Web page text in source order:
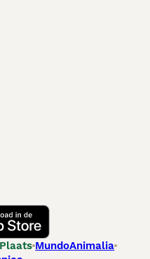
MundoAnimalia